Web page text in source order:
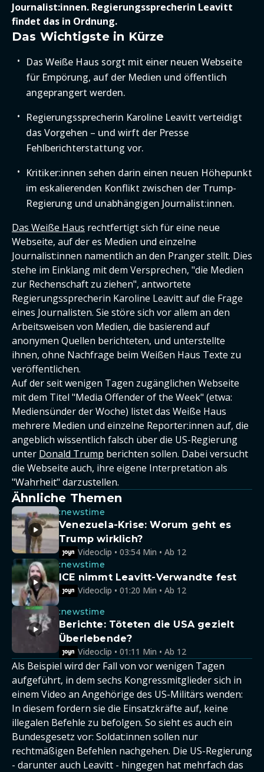
Journalist:innen. Regierungssprecherin Leavitt
findet das in Ordnung.
Das Wichtigste in Kürze
Das Weiße Haus sorgt mit einer neuen Webseite
für Empörung, auf der Medien und öffentlich
angeprangert werden.
Regierungssprecherin Karoline Leavitt verteidigt
das Vorgehen – und wirft der Presse
Fehlberichterstattung vor.
Kritiker:innen sehen darin einen neuen Höhepunkt
im eskalierenden Konflikt zwischen der Trump-
Regierung und unabhängigen Journalist:innen.
Das Weiße Haus rechtfertigt sich für eine neue
Webseite, auf der es Medien und einzelne
Journalist:innen namentlich an den Pranger stellt. Dies
stehe im Einklang mit dem Versprechen, "die Medien
zur Rechenschaft zu ziehen", antwortete
Regierungssprecherin Karoline Leavitt auf die Frage
eines Journalisten. Sie störe sich vor allem an den
Arbeitsweisen von Medien, die basierend auf
anonymen Quellen berichteten, und unterstellte
ihnen, ohne Nachfrage beim Weißen Haus Texte zu
veröffentlichen.
Auf der seit wenigen Tagen zugänglichen Webseite
mit dem Titel "Media Offender of the Week" (etwa:
Mediensünder der Woche) listet das Weiße Haus
mehrere Medien und einzelne Reporter:innen auf, die
angeblich wissentlich falsch über die US-Regierung
unter Donald Trump berichten sollen. Dabei versucht
die Webseite auch, ihre eigene Interpretation als
"Wahrheit" darzustellen.
Ähnliche Themen
:newstime
Venezuela-Krise: Worum geht es
Trump wirklich?
Videoclip • 03:54 Min • Ab 12
:newstime
ICE nimmt Leavitt-Verwandte fest
Videoclip • 01:20 Min • Ab 12
:newstime
Berichte: Töteten die USA gezielt
Überlebende?
Videoclip • 01:11 Min • Ab 12
Als Beispiel wird der Fall von vor wenigen Tagen
aufgeführt, in dem sechs Kongressmitglieder sich in
einem Video an Angehörige des US-Militärs wenden:
In diesem fordern sie die Einsatzkräfte auf, keine
illegalen Befehle zu befolgen. So sieht es auch ein
Bundesgesetz vor: Soldat:innen sollen nur
rechtmäßigen Befehlen nachgehen. Die US-Regierung
- darunter auch Leavitt - hingegen hat mehrfach das